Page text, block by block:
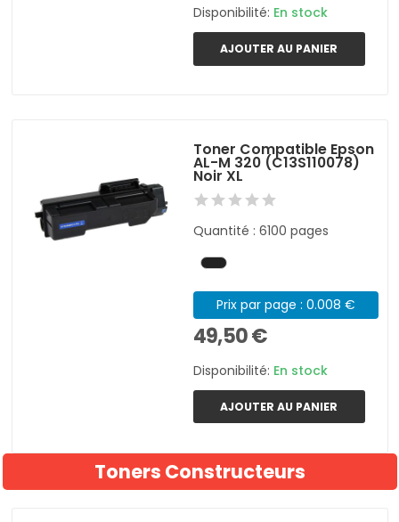
Disponibilité: En stock
AJOUTER AU PANIER
Toner Compatible Epson
AL-M 320 (C13S110078)
Noir XL
Quantité : 6100 pages
Prix par page : 0.008 €
49,50 €
Disponibilité: En stock
AJOUTER AU PANIER
Toners Constructeurs